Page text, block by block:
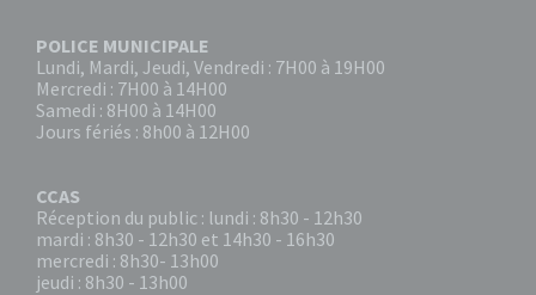
POLICE MUNICIPALE
Lundi, Mardi, Jeudi, Vendredi : 7H00 à 19H00
Mercredi : 7H00 à 14H00
Samedi : 8H00 à 14H00
Jours fériés : 8h00 à 12H00
CCAS
Réception du public : lundi : 8h30 - 12h30
mardi : 8h30 - 12h30 et 14h30 - 16h30
mercredi : 8h30- 13h00
jeudi : 8h30 - 13h00